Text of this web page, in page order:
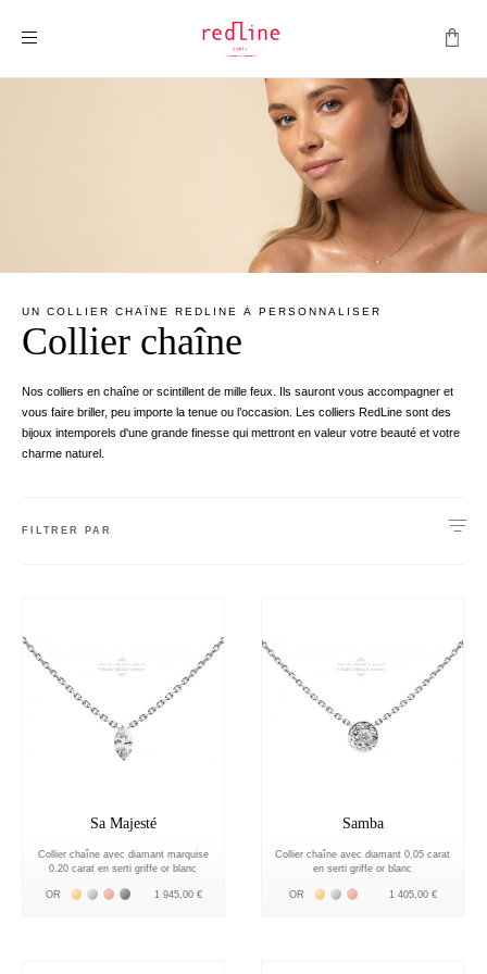
UN COLLIER CHAÎNE REDLINE À PERSONNALISER
Collier chaîne
Nos colliers en chaîne or scintillent de mille feux. Ils sauront vous accompagner et
vous faire briller, peu importe la tenue ou l’occasion. Les colliers RedLine sont des
bijoux intemporels d'une grande finesse qui mettront en valeur votre beauté et votre
charme naturel.
FILTRER PAR
Sa Majesté
Collier chaîne avec diamant marquise
0.20 carat en serti griffe or blanc
OR Жёлтое золото 18К
Белое золото 18К
Розовое золото 18К
Чёрное золото 18К
1 945,00 €
Samba
Collier chaîne avec diamant 0.05 carat
en serti griffe or blanc
OR Жёлтое золото 18К
Белое золото 18К
Розовое золото 18К
1 405,00 €